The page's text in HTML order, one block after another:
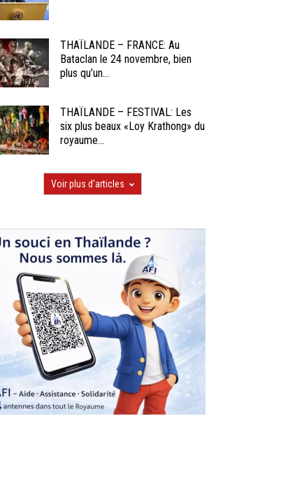
THAÏLANDE – FRANCE: Au
Bataclan le 24 novembre, bien
plus qu’un...
THAÏLANDE – FESTIVAL: Les
six plus beaux «Loy Krathong» du
royaume...
Voir plus d'articles